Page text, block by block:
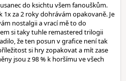
do ksichtu všem fanouškům.
1x za 2 roky dohrávám opakovaně. Je
nostalgii a vrací mě to do
si taky tuhle remastered trilogii
že ten posun v grafice není tak
si hry zopakovat a mít zase
jsou z 98 % k horšímu ve všech